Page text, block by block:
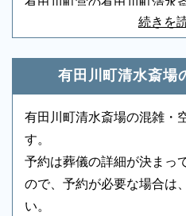
音響、照明設備
親族控室
浴室
アメニティセット
テレビ
続きを
有田川町営の有田川町清水
は、お電話ください。葬儀
取り急ぎお電話ください。
有田川町清水斎場
有田川町清水斎場の混雑・
す。
予約は葬儀の詳細が決まっ
ので、予約が必要な場合は
い。